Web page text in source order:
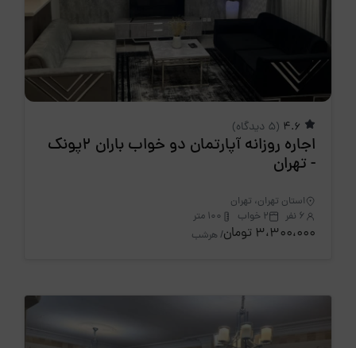
(5 دیدگاه)
اجاره روزانه آپارتمان دو خواب باران 2پونک
- تهران
استان تهران، تهران
6 نفر
2 خواب 100 متر
3،300،000 تومان / هرشب